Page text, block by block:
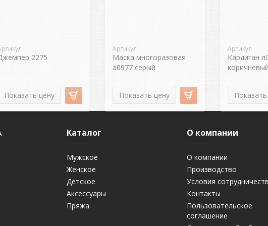
2275
Показать цену
Артикул
Маска многоразовая
а0977 серый
Показать цену
Артикул
Кардиган
Каталог
Мужское
Женское
Детское
Аксессуары
Пряжа
О компании
О компании
Производство
Условия
Контакты
Пользовательское
соглашение